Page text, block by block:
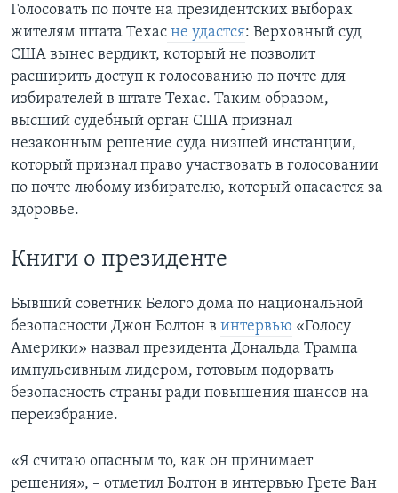
Голосовать по почте на президентских выборах
жителям штата Техас не удастся: Верховный суд
США вынес вердикт, который не позволит
расширить доступ к голосованию по почте для
избирателей в штате Техас. Таким образом,
высший судебный орган США признал
незаконным решение суда низшей инстанции,
который признал право участвовать в голосовании
по почте любому избирателю, который опасается за
здоровье.
Книги о президенте
Бывший советник Белого дома по национальной
безопасности Джон Болтон в интервью «Голосу
Америки» назвал президента Дональда Трампа
импульсивным лидером, готовым подорвать
безопасность страны ради повышения шансов на
переизбрание.
«Я считаю опасным то, как он принимает
решения», – отметил Болтон в интервью Грете Ван